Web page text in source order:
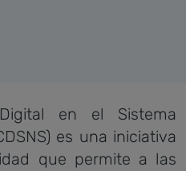
en el Sistema
es una iniciativa
que permite a las